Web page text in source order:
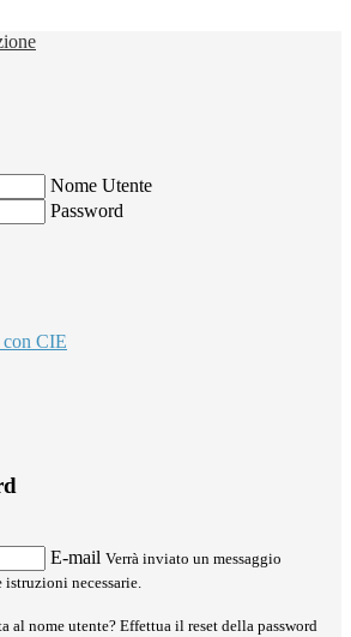
Nome Utente
Password
con CIE
E-mail Verrà inviato un messaggio
necessarie.
al nome utente? Effettua il reset della password